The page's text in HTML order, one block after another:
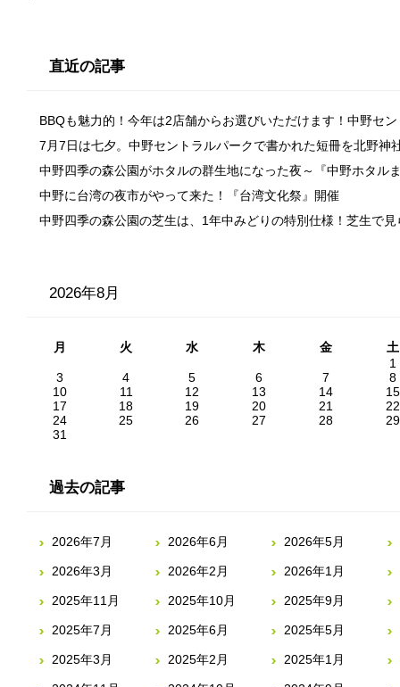
直近の記事
BBQも魅力的！今年は2店舗からお選びいただけます！中野セ
7月7日は七夕。中野セントラルパークで書かれた短冊を北野神
中野四季の森公園がホタルの群生地になった夜～『中野ホタル
中野に台湾の夜市がやって来た！『台湾文化祭』開催
中野四季の森公園の芝生は、1年中みどりの特別仕様！芝生で
2026年8月
月 火 水 木 金
土
1
3
4 5 6 7
8
10
11 12 13 14
15
17
18 19 20 21
22
24
25 26 27 28
29
31
過去の記事
2026年7月 2026年6月 2026年5月
2026年3月 2026年2月 2026年1月
2025年11月 2025年10月 2025年9月
2025年7月 2025年6月 2025年5月
2025年3月 2025年2月 2025年1月